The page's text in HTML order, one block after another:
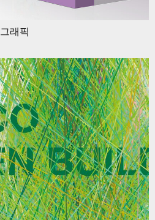
래픽